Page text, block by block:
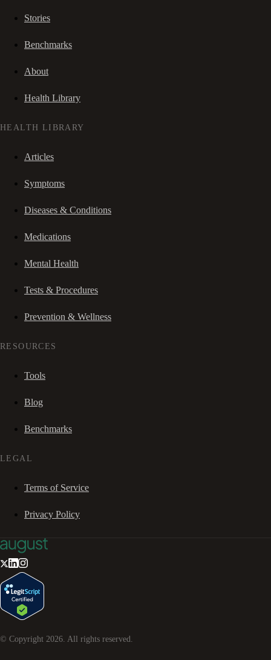
Stories
Benchmarks
About
Health Library
HEALTH LIBRARY
Articles
Symptoms
Diseases & Conditions
Medications
Mental Health
Tests & Procedures
Prevention & Wellness
RESOURCES
Tools
Blog
Benchmarks
LEGAL
Terms of Service
Privacy Policy
© Copyright 2026 . All rights reserved.